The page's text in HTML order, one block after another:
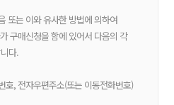
는 이와 유사한 방법에 의하여
구매신청을 함에 있어서 다음의 각
다.
호, 전자우편주소(또는 이동전화번호)